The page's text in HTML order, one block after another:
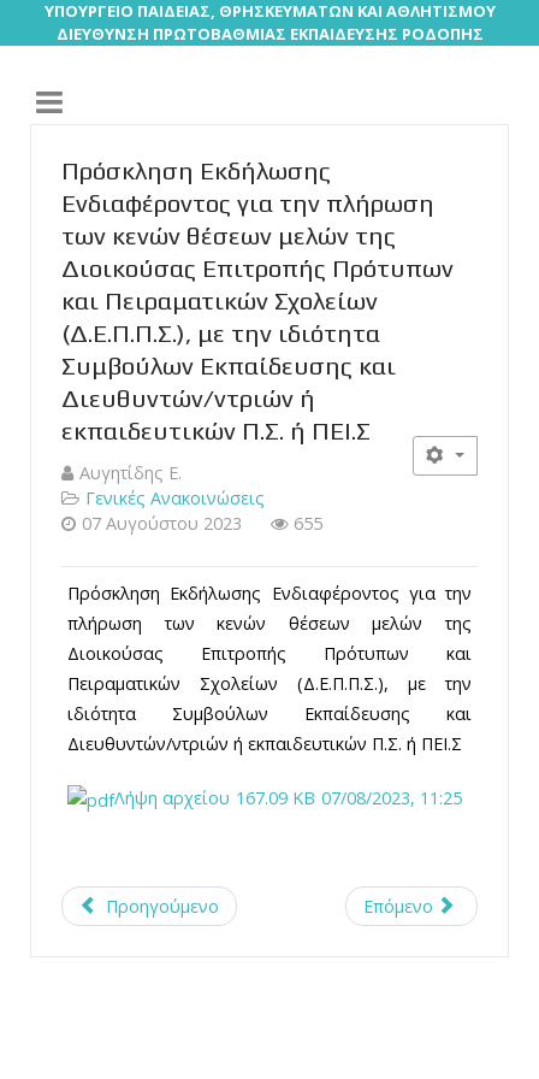
ΥΠΟΥΡΓΕΙΟ ΠΑΙΔΕΙΑΣ, ΘΡΗΣΚΕΥΜΑΤΩΝ ΚΑΙ ΑΘΛΗΤΙΣΜΟΥ
ΔΙΕΥΘΥΝΣΗ ΠΡΩΤΟΒΑΘΜΙΑΣ ΕΚΠΑΙΔΕΥΣΗΣ ΡΟΔΟΠΗΣ
Πρόσκληση Εκδήλωσης
Ενδιαφέροντος για την πλήρωση
των κενών θέσεων μελών της
Διοικούσας Επιτροπής Πρότυπων
και Πειραματικών Σχολείων
(Δ.Ε.Π.Π.Σ.), με την ιδιότητα
Συμβούλων Εκπαίδευσης και
Διευθυντών/ντριών ή
εκπαιδευτικών Π.Σ. ή ΠΕΙ.Σ
Αυγητίδης Ε.
Γενικές Ανακοινώσεις
07 Αυγούστου 2023
655
Πρόσκληση Εκδήλωσης Ενδιαφέροντος για την
πλήρωση των κενών θέσεων μελών της
Διοικούσας Επιτροπής Πρότυπων και
Πειραματικών Σχολείων (Δ.Ε.Π.Π.Σ.), με την
ιδιότητα Συμβούλων Εκπαίδευσης και
Διευθυντών/ντριών ή εκπαιδευτικών Π.Σ. ή ΠΕΙ.Σ
Λήψη αρχείου 167.09 KB 07/08/2023, 11:25
Προηγούμενο Επόμενο